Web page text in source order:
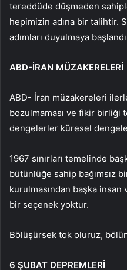
tereddüde düşmeden
hepimizin adına bir talihtir.
adımları duyulmaya
ABD-İRAN MÜZAKERELERİ
ABD- İran müzakereleri
bozulmaması ve fikir birliği
dengelerler küresel
1967 sınırları temelinde
bütünlüğe sahip bağımsız
kurulmasından başka insan
bir seçenek yoktur.
Bölüşürsek tok oluruz,
6 ŞUBAT DEPREMLERİ